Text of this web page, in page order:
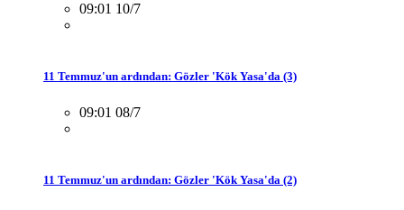
09:01 10/7
11 Temmuz'un ardından: Gözler 'Kök Yasa'da (3)
09:01 08/7
11 Temmuz'un ardından: Gözler 'Kök Yasa'da (2)